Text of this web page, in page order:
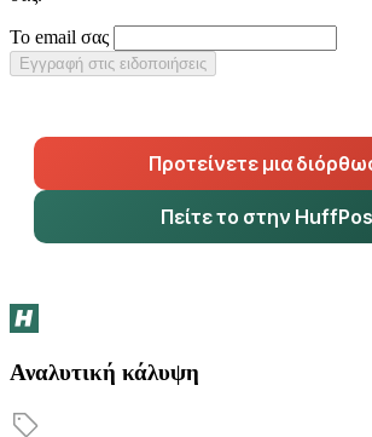
Το email σας
Εγγραφή στις ειδοποιήσεις
Προτείνετε μια
Πείτε το στην
Αναλυτική κάλυψη